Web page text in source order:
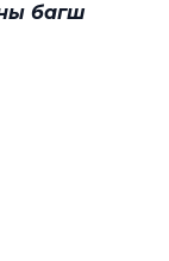
багш